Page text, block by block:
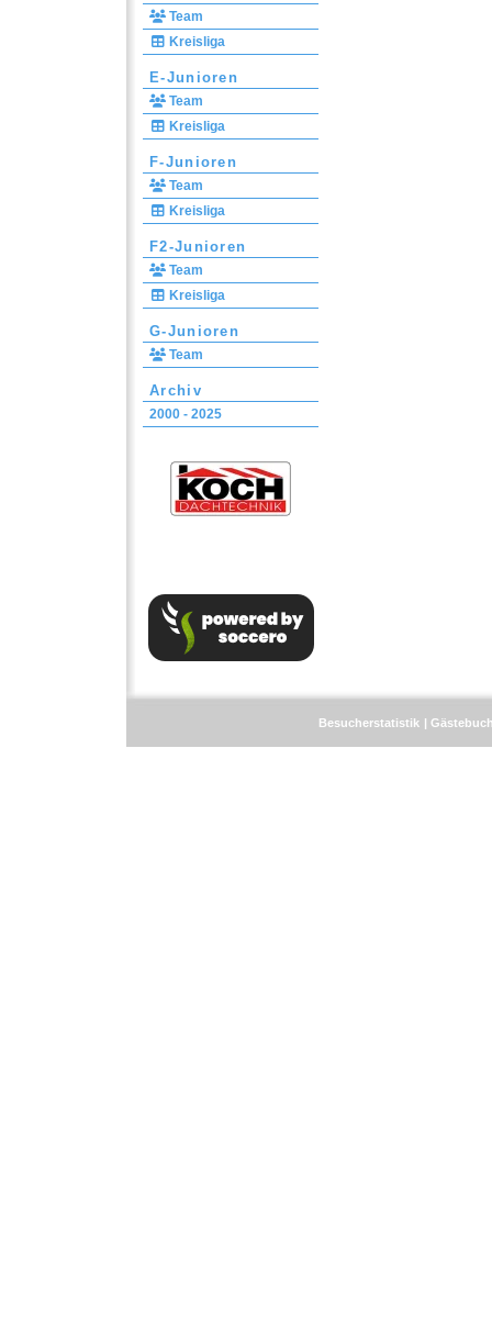
Team
Kreisliga
E-Junioren
Team
Kreisliga
F-Junioren
Team
Kreisliga
F2-Junioren
Team
Kreisliga
G-Junioren
Team
Archiv
2000 - 2025
Besucherstatistik